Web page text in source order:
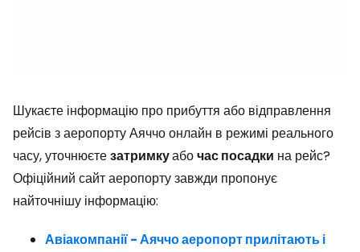
Шукаєте інформацію про прибуття або відправлення
рейсів з аеропорту Аяччо онлайн в режимі реального
часу, уточнюєтезатримкуабочас посадки на рейс?
Офіційний сайт аеропорту завжди пропонує
найточнішу інформацію:
Авіакомпанії - Аяччо аеропорт прилітають і